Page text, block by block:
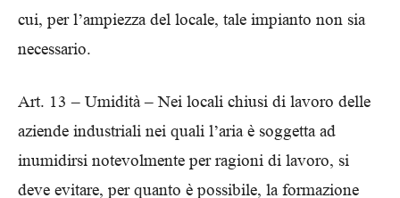
cui, per l’ampiezza del locale, tale impianto non sia
necessario.
Art. 13 – Umidità – Nei locali chiusi di lavoro delle
aziende industriali nei quali l’aria è soggetta ad
inumidirsi notevolmente per ragioni di lavoro, si
deve evitare, per quanto è possibile, la formazione